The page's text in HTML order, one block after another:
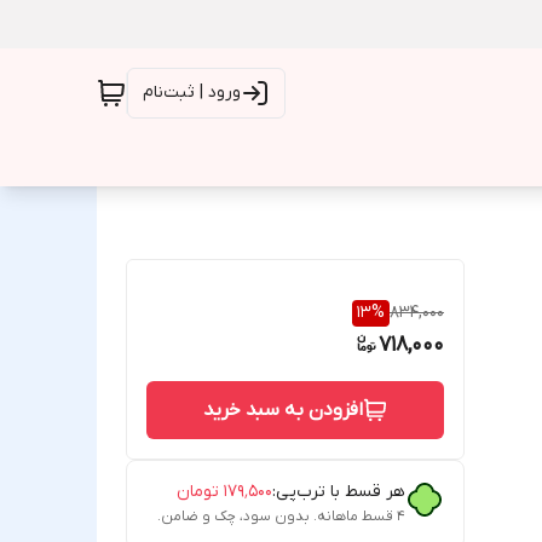
ورود | ثبت‌نام
834,000
13%
718,000
افزودن به سبد خرید
هر قسط با ترب‌پی:۱۷۹٬۵۰۰ تومان
۴ قسط ماهانه. بدون سود، چک و ضامن.